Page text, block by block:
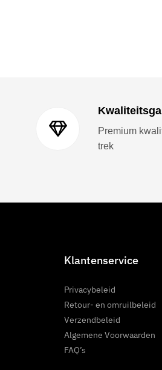
Premium
trek
Klantenservice
Privacybeleid
Retour- en omruilbeleid
Verzendbeleid
Algemene Voorwaarden
FAQ’s